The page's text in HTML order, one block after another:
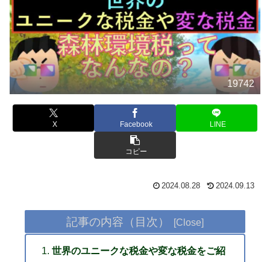
19742
X Facebook LINE
コピー
2024.08.28 2024.09.13
記事の内容（目次）
世界のユニークな税金や変な税金をご紹